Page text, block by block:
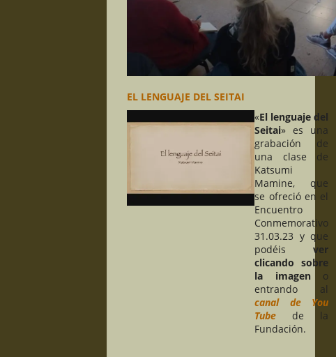
EL LENGUAJE DEL SEITAI
«El lenguaje del
Seitai» es una
grabación de
una clase de
Katsumi
Mamine, que
se ofreció en el
Encuentro
Conmemorativo
31.03.23 y que
podéisver
clicando sobre
la imageno
entrando al
canal de You
Tube de la
Fundación.